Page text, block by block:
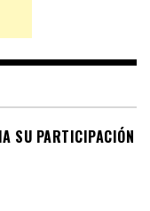
SU PARTICIPACIÓN